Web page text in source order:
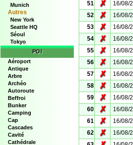
Munich
Autres
New York
Seattle HQ
Séoul
Tokyo
POI
Aéroport
Antique
Arbre
Archéo
Autoroute
Beffroi
Bunker
Camping
Cap
Cascades
Cavité
Cathédrale
51
✗ 16/08/
52
✗ 16/08/
53
✗ 16/08/
54
✗ 16/08/
55
✗ 16/08/
56
✗ 16/08/
57
✗ 16/08/
58
✗ 16/08/
59
✗ 16/08/
60
✗ 16/08/
61
✗ 16/08/
62
✗ 16/08/